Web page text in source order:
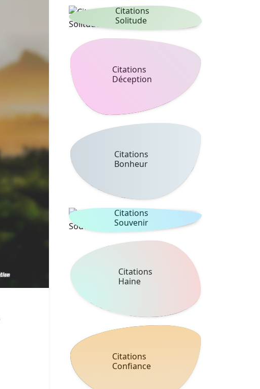
Citations
Solitude
Citations
Déception
Citations
Bonheur
Citations
Souvenir
Citations
Haine
Citations
Confiance